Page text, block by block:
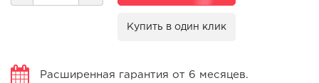
Купить в один клик
Расширенная гарантия от 6 месяцев.